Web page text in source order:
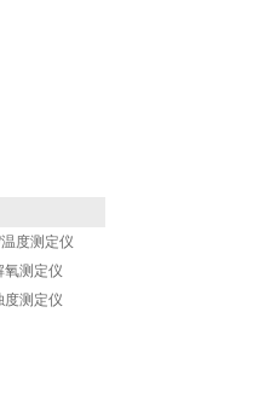
度测定仪
测定仪
度测定仪